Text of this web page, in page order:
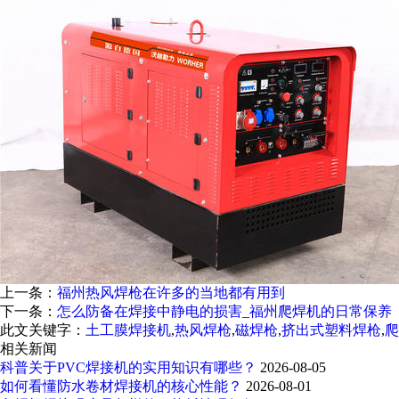
上一条： 福州热风焊枪在许多的当地都有用到
下一条： 怎么防备在焊接中静电的损害_福州爬焊机的日常保养
此文关键字： 土工膜焊接机,热风焊枪,磁焊枪,挤出式塑料焊枪,
相关新闻
科普关于PVC焊接机的实用知识有哪些？ 2026-08-05
如何看懂防水卷材焊接机的核心性能？ 2026-08-01